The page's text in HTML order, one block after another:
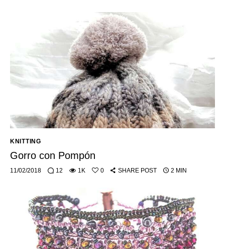
KNITTING
Gorro con Pompón
11/02/2018 12 1K 0 SHARE POST 2 MIN